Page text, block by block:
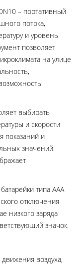
– портативный
потока,
и уровень
позволяет
на улице
выбирать
и скорости
показаний и
значений.
типа ААА
отключения
низкого заряда
значок.
воздуха,